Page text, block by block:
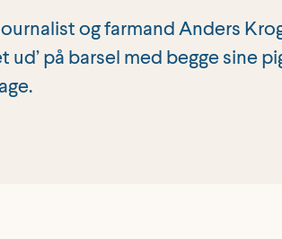
og farmand Anders
ud’ på barsel med begge sine